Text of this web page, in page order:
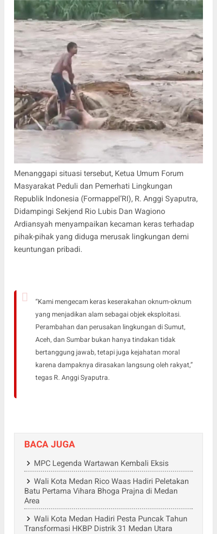
Menanggapi situasi tersebut, Ketua Umum Forum
Masyarakat Peduli dan Pemerhati Lingkungan
Republik Indonesia (Formappel’RI), R. Anggi Syaputra,
Didampingi Sekjend Rio Lubis Dan Wagiono
Ardiansyah menyampaikan kecaman keras terhadap
pihak-pihak yang diduga merusak lingkungan demi
keuntungan pribadi.
“Kami mengecam keras keserakahan oknum-oknum
yang menjadikan alam sebagai objek eksploitasi.
Perambahan dan perusakan lingkungan di Sumut,
Aceh, dan Sumbar bukan hanya tindakan tidak
bertanggung jawab, tetapi juga kejahatan moral
karena dampaknya dirasakan langsung oleh rakyat,”
tegas R. Anggi Syaputra.
BACA JUGA
MPC Legenda Wartawan Kembali Eksis
Wali Kota Medan Rico Waas Hadiri Peletakan
Batu Pertama Vihara Bhoga Prajna di Medan
Area
Wali Kota Medan Hadiri Pesta Puncak Tahun
Transformasi HKBP Distrik 31 Medan Utara